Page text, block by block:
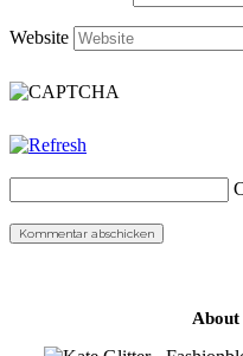
Website